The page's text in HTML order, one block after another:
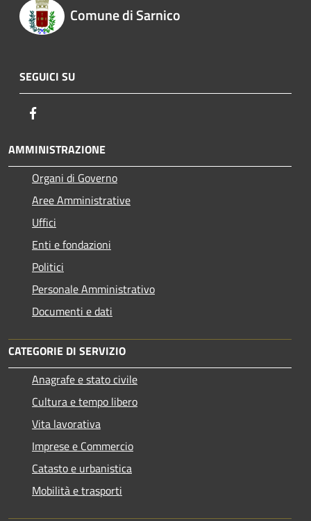
Comune di Sarnico
SEGUICI SU
AMMINISTRAZIONE
Organi di Governo
Aree Amministrative
Uffici
Enti e fondazioni
Politici
Personale Amministrativo
Documenti e dati
CATEGORIE DI SERVIZIO
Anagrafe e stato civile
Cultura e tempo libero
Vita lavorativa
Imprese e Commercio
Catasto e urbanistica
Mobilità e trasporti